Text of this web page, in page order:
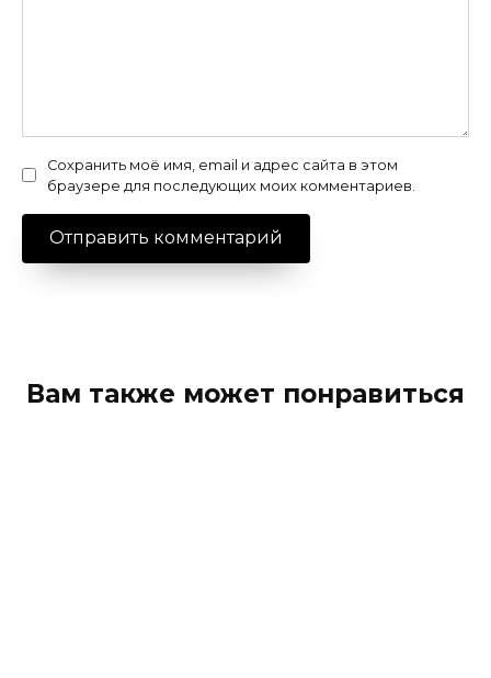
Сохранить моё имя, email и адрес сайта в этом
браузере для последующих моих комментариев.
Вам также может понравиться